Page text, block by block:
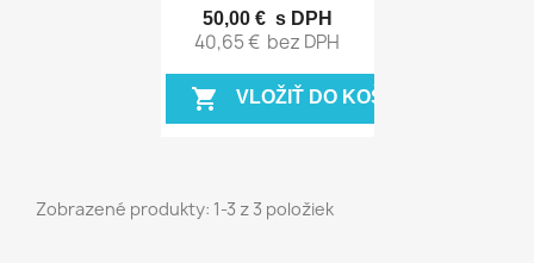
50,00 € s DPH
40,65 € bez DPH
shopping_cart VLOŽIŤ DO KOŠÍKA
Zobrazené produkty: 1-3 z 3 položiek